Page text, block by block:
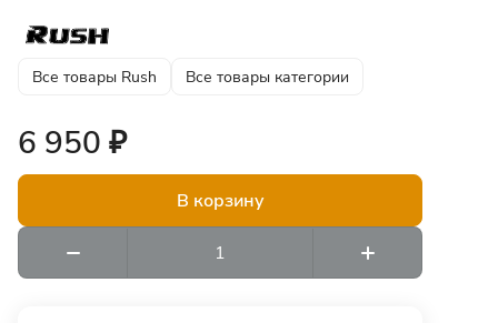
Все товары Rush Все товары категории
6 950 ₽
В корзину